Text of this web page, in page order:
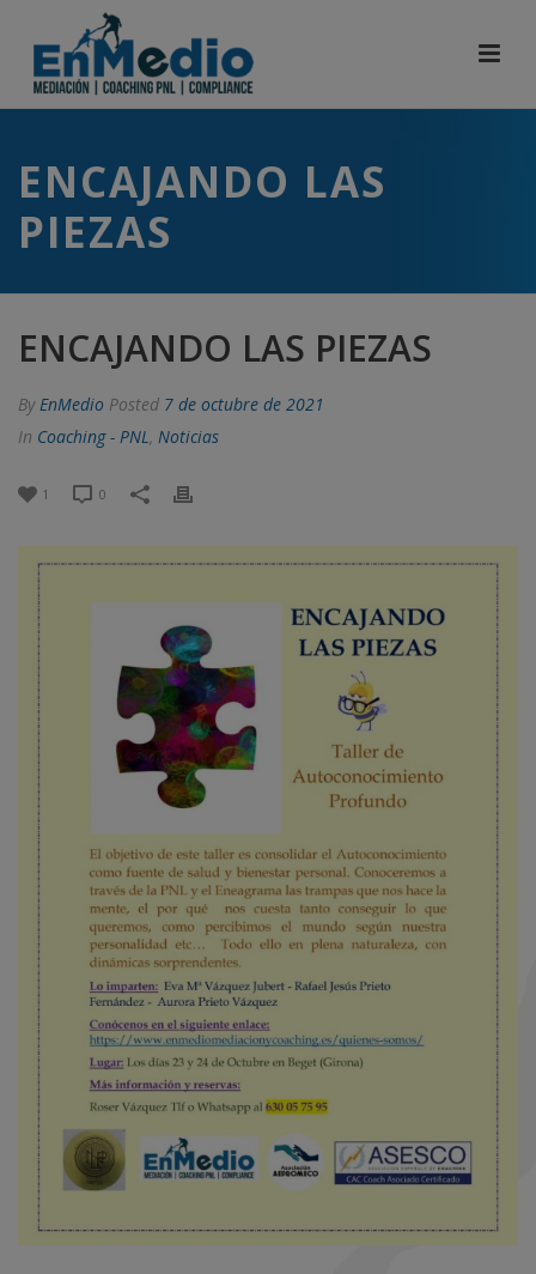
ENCAJANDO LAS
PIEZAS
ENCAJANDO LAS PIEZAS
ByEnMedio Posted 7 de octubre de 2021
In Coaching - PNL, Noticias
1 0